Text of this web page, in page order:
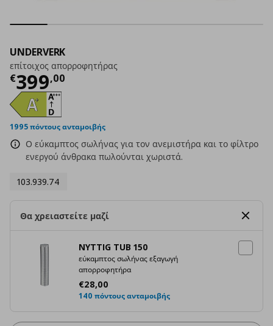
UNDERVERK
επίτοιχος απορροφητήρας
€399,00
Τρέχουσα τιμή
1995 πόντους ανταμοιβής
Ο εύκαμπτος σωλήνας για τον ανεμιστήρα και το φίλτρο
ενεργού άνθρακα πωλούνται χωριστά.
103.939.74
Θα χρειαστείτε μαζί
NYTTIG TUB 150
εύκαμπτος σωλήνας εξαγωγή
απορροφητήρα
€28,00
Τρέχουσα τιμή
140 πόντους ανταμοιβής